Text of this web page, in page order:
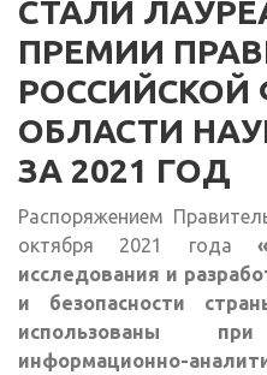
СТАЛИ
ПРЕМИИ
РОССИЙСКОЙ
ОБЛАСТИ
ЗА 2021 ГОД
Распоряжением
октября 2021 года
исследования и
и безопасности
использованы
информационно-